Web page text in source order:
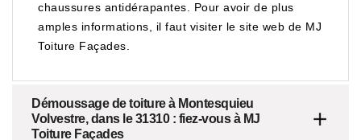
chaussures antidérapantes. Pour avoir de plus
amples informations, il faut visiter le site web de MJ
Toiture Façades.
Démoussage de toiture à Montesquieu
Volvestre, dans le 31310 : fiez-vous à MJ
Toiture Façades